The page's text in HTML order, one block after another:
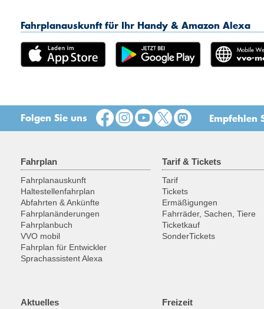
Fahrplanauskunft für Ihr Handy & Amazon Alexa
Folgen Sie uns Empfehlen
Fahrplan
Fahrplanauskunft
Haltestellenfahrplan
Abfahrten & Ankünfte
Fahrplanänderungen
Fahrplanbuch
VVO mobil
Fahrplan für Entwickler
Sprachassistent Alexa
Tarif & Tickets
Tarif
Tickets
Ermäßigungen
Fahrräder, Sachen, Tiere
Ticketkauf
SonderTickets
Aktuelles Freizeit